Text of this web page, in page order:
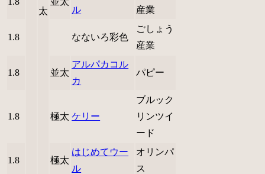
太
ル
産業
1.8 なないろ彩色
ごしょう
産業
1.8 並太
アルパカコル
カ
パピー
1.8 極太 ケリー
ブルック
リンツイ
ード
1.8 極太
はじめてウー
ル
オリンパ
ス